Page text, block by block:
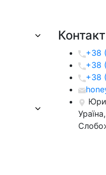
+38
+38
+38